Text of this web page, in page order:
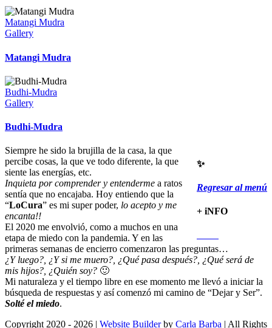
Matangi Mudra
Gallery
Matangi Mudra
Budhi-Mudra
Gallery
Budhi-Mudra
✨
Regresar al menú
+ iNFO
Siempre he sido la brujilla de la casa, la que
percibe cosas, la que ve todo diferente, la que
siente las energías, etc.
Inquieta por comprender y entenderme a ratos
sentía que no encajaba. Hoy entiendo que la
“LoCura” es mi super poder, lo acepto y me
encanta!!
El 2020 me envolvió, como a muchos en una
etapa de miedo con la pandemia. Y en las
primeras semanas de encierro comenzaron las preguntas…
¿Y luego?, ¿Y si me muero?, ¿Qué pasa después?, ¿Qué será de
mis hijos?, ¿Quién soy? 🙂
Mi naturaleza y el tiempo libre en ese momento me llevó a iniciar la
búsqueda de respuestas y así comenzó mi camino de “Dejar y Ser”.
Solté el miedo.
Copyright 2020 - 2026 | Website Builderby Carla Barba | All Rights